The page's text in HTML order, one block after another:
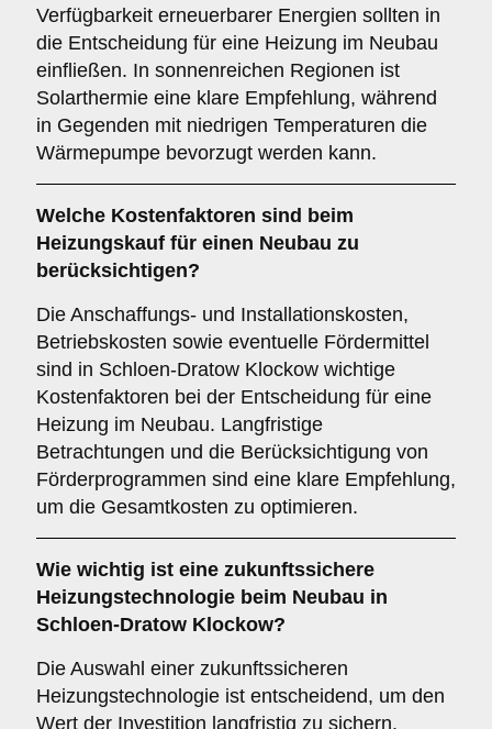
Verfügbarkeit erneuerbarer Energien sollten in
die Entscheidung für eine Heizung im Neubau
einfließen. In sonnenreichen Regionen ist
Solarthermie eine klare Empfehlung, während
in Gegenden mit niedrigen Temperaturen die
Wärmepumpe bevorzugt werden kann.
Welche Kostenfaktoren sind beim
Heizungskauf für einen Neubau zu
berücksichtigen?
Die Anschaffungs- und Installationskosten,
Betriebskosten sowie eventuelle Fördermittel
sind in Schloen-Dratow Klockow wichtige
Kostenfaktoren bei der Entscheidung für eine
Heizung im Neubau. Langfristige
Betrachtungen und die Berücksichtigung von
Förderprogrammen sind eine klare Empfehlung,
um die Gesamtkosten zu optimieren.
Wie wichtig ist eine zukunftssichere
Heizungstechnologie beim Neubau in
Schloen-Dratow Klockow?
Die Auswahl einer zukunftssicheren
Heizungstechnologie ist entscheidend, um den
Wert der Investition langfristig zu sichern.